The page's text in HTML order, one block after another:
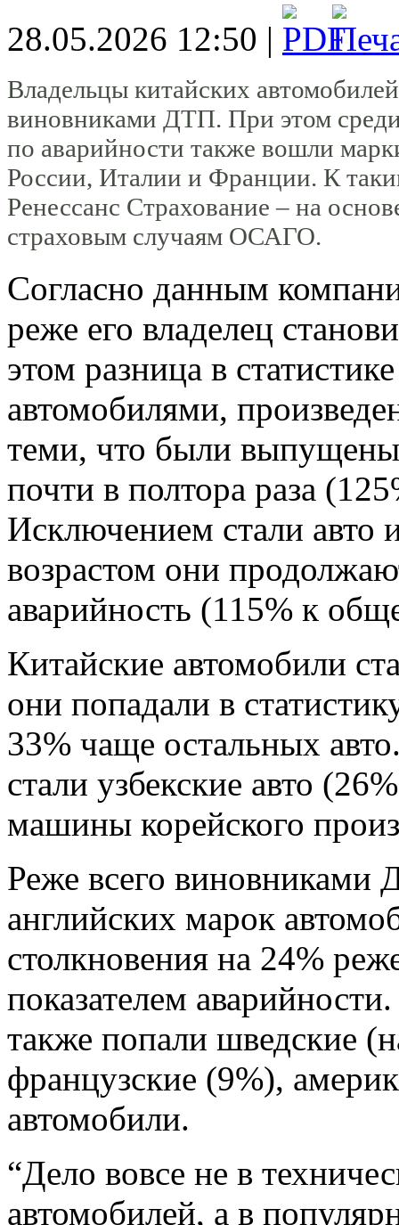
28.05.2026 12:50 |
Владельцы китайских
виновниками ДТП. При этом среди
по аварийности также вошли
России, Италии и Франции. К
Ренессанс Страхование – на
страховым случаям ОСАГО.
Согласно данным
реже его владелец
этом разница в
автомобилями,
теми, что были выпущены
почти в полтора раза
Исключением стали авто
возрастом они
аварийность (115% к
Китайские автомобили
они попадали в
33% чаще остальных
стали узбекские авто
машины корейского
Реже всего виновниками
английских марок
столкновения на 24%
показателем
также попали шведские
французские (9%),
автомобили.
“Дело вовсе не в
автомобилей, а в